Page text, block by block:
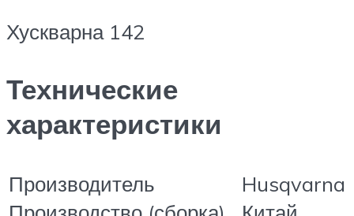
Хускварна 142
Технические
характеристики
Производитель
Husqvarna